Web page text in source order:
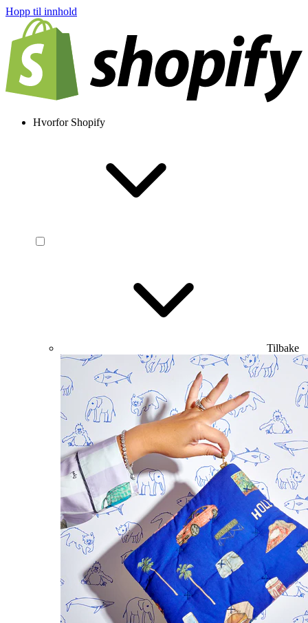
Hopp til innhold
Hvorfor Shopify
Tilbake